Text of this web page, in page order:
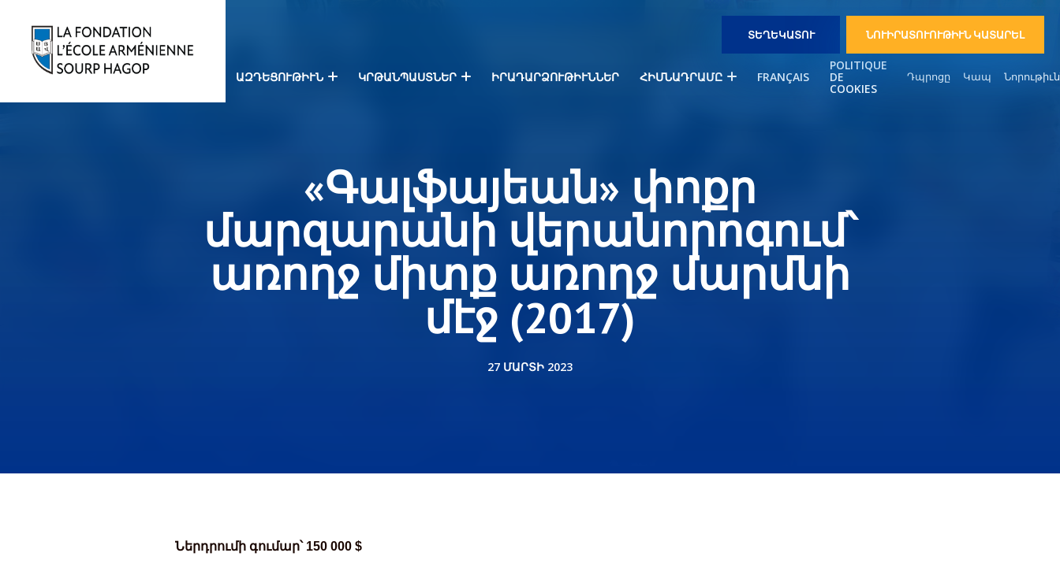
ԱԶԴԵՑՈՒԹԻՒՆ ԿՐԹԱՆՊԱՍՏՆԵՐ ԻՐԱԴԱՐՁՈՒԹԻՒՆՆԵՐ ՀԻՄՆԱԴՐԱՄԸ FRANÇAIS
POLITIQUE
DE
COOKIES
Դպրոցը Կապ
ՏԵՂԵԿԱՏՈՒ ՆՈՒԻՐԱՏՈՒՈՒԹԻՒՆ ԿԱՏԱՐԵԼ
«Գալֆայեան» փոքր
մարզարանի վերանորոգում՝
առողջ միտք առողջ մարմնի
մէջ (2017)
27 ՄԱՐՏԻ 2023
Ներդրումի գումար՝ 150 000 $